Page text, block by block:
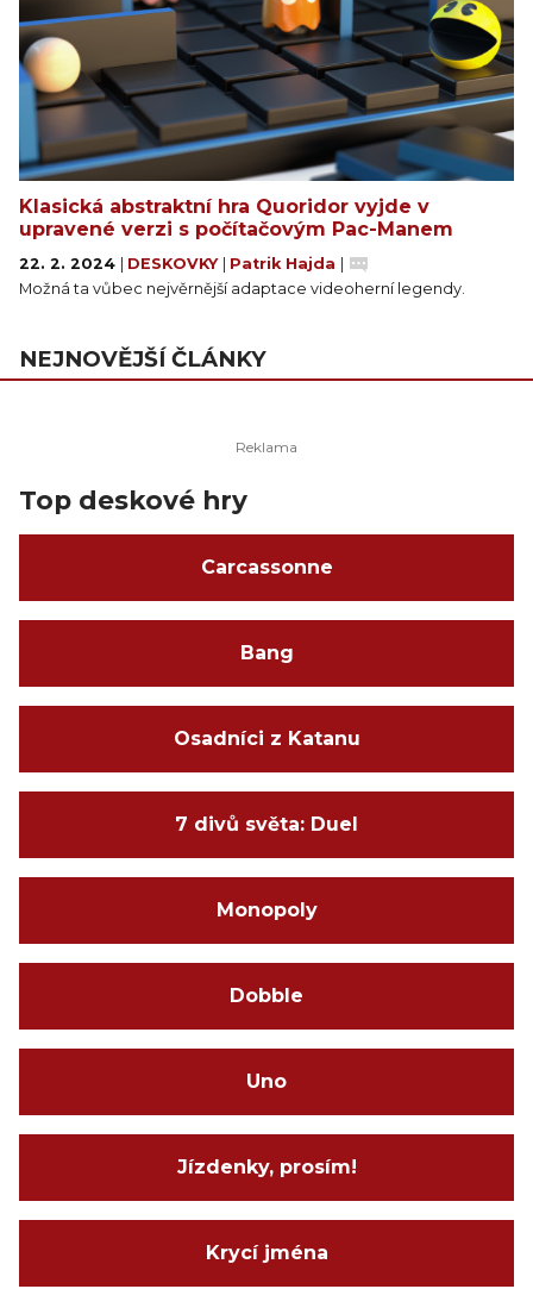
Klasická abstraktní hra Quoridor vyjde v
upravené verzi s počítačovým Pac-Manem
22. 2. 2024 DESKOVKY Patrik Hajda
Možná ta vůbec nejvěrnější adaptace videoherní legendy.
NEJNOVĚJŠÍ ČLÁNKY
Top deskové hry
Carcassonne
Bang
Osadníci z Katanu
7 divů světa: Duel
Monopoly
Dobble
Uno
Jízdenky, prosím!
Krycí jména